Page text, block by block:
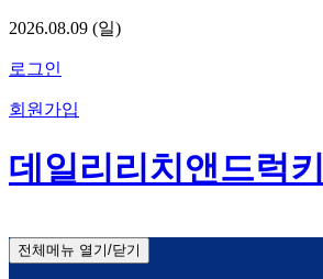
2026.08.09 (일)
로그인
회원가입
데일리리치앤드럭키
전체메뉴 열기/닫기